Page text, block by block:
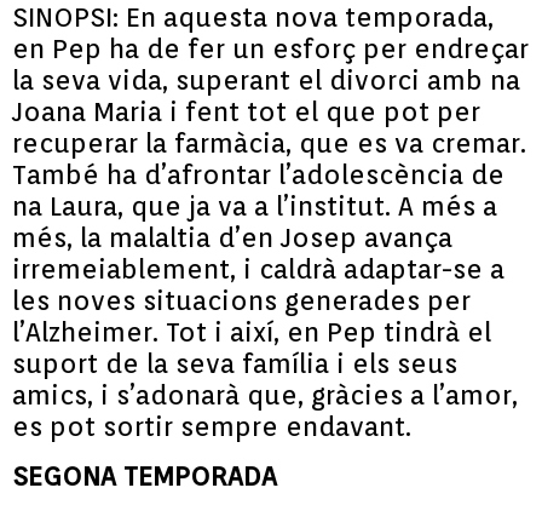
SINOPSI: En aquesta nova temporada,
en Pep ha de fer un esforç per endreçar
la seva vida, superant el divorci amb na
Joana Maria i fent tot el que pot per
recuperar la farmàcia, que es va cremar.
També ha d’afrontar l’adolescència de
na Laura, que ja va a l’institut. A més a
més, la malaltia d’en Josep avança
irremeiablement, i caldrà adaptar-se a
les noves situacions generades per
l’Alzheimer. Tot i així, en Pep tindrà el
suport de la seva família i els seus
amics, i s’adonarà que, gràcies a l’amor,
es pot sortir sempre endavant.
SEGONA TEMPORADA